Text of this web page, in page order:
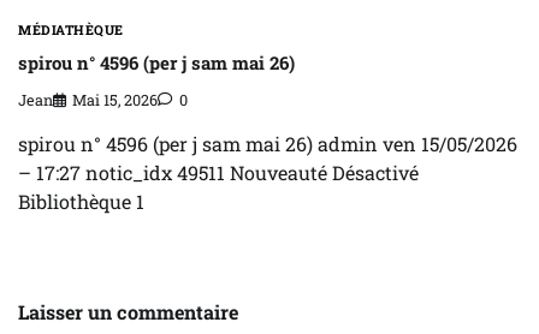
MÉDIATHÈQUE
spirou n° 4596 (per j sam mai 26)
Jean Mai 15, 2026 0
spirou n° 4596 (per j sam mai 26) admin ven 15/05/2026
– 17:27 notic_idx 49511 Nouveauté Désactivé
Bibliothèque 1
Laisser un commentaire